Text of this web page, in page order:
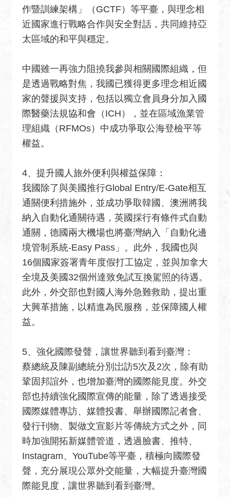
作暨訓練架構」（GCTF）等平臺，與理念相
近國家進行戰略合作與安全對話，共同維持亞
太區域的和平與穩定。
中國雖一再強力阻撓我參與相關國際組織，但
是透過戰略對焦，我國已獲得更多理念相近國
家的聲援與支持，包括以獨立會員身分加入國
際醫藥法規協和會（ICH），並在區域漁業管
理組織（RFMOs）中成功爭取公海登檢平等
權益。
4、提升國人旅外便利與權益保障：
我國除了與美國推行Global Entry/E-Gate相互
通關便利措施外，並成功爭取韓國、澳洲將我
納入自動化通關待遇，英國採行有條件式自動
通關，德國兩大機場也將臺灣納入「自動化邊
境管制系統-Easy Pass」。此外，我國也與
16個國家簽署青年度假打工協定，並與加拿大
全境及美國32個州達致免試互換駕照的待遇。
此外，外交部也對國人海外急難救助，提出重
大興革措施，以精進為民服務，並保障國人權
益。
5、強化國際發聲，讓世界聽到看到臺灣：
蔡總統及陳副總統分別岀訪5次及2次，除有助
鞏固邦誼外，也增加臺灣的國際能見度。外交
部也持續強化國際宣傳的能量，除了透過接受
國際媒體專訪、媒體投書、舉辦國際記者會、
發行刊物、製做文宣影片等傳統方式之外，同
時加強開拓新媒體管道，透過臉書、推特、
Instagram、YouTube等平臺，積極向國際發
聲，充分展現公眾外交能量，大幅提升臺灣國
際能見度，讓世界聽到看到臺灣。